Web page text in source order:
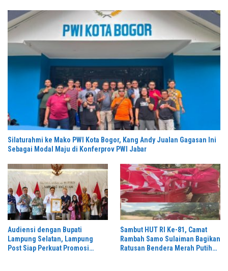
Silaturahmi ke Mako PWI Kota Bogor, Kang Andy Jualan Gagasan Ini
Sebagai Modal Maju di Konferprov PWI Jabar
Audiensi dengan Bupati
Lampung Selatan, Lampung
Post Siap Perkuat Promosi
Sambut HUT RI Ke-81, Camat
Rambah Samo Sulaiman Bagikan
Ratusan Bendera Merah Putih